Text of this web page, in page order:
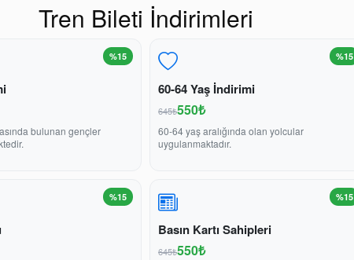
Tren Bileti İndirimleri
%15
bulunan gençler
%15
60-64 Yaş İndirimi
645₺550₺
60-64 yaş aralığında olan yolcular
uygulanmaktadır.
%15 %15
Basın Kartı Sahipleri
645₺550₺